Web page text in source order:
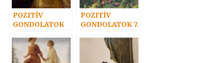
POZITÍV
GONDOLATOK
POZITÍV
GONDOLATOK 7.